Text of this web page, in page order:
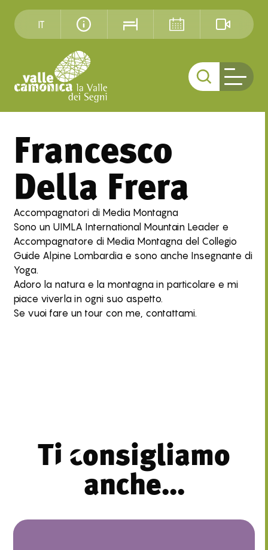
IT
Francesco
Della Frera
Accompagnatori di Media Montagna
Sono un UIMLA International Mountain Leader e
Accompagnatore di Media Montagna del Collegio
Guide Alpine Lombardia e sono anche Insegnante di
Yoga.
Adoro la natura e la montagna in particolare e mi
piace viverla in ogni suo aspetto.
Se vuoi fare un tour con me, contattami.
Ti consigliamo
anche...